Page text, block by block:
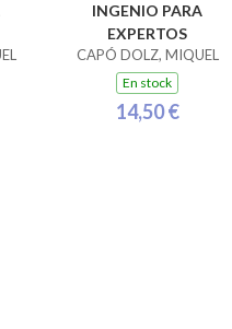
INGENIO PARA
EXPERTOS
CAPÓ DOLZ, MIQUEL
En stock
14,50 €